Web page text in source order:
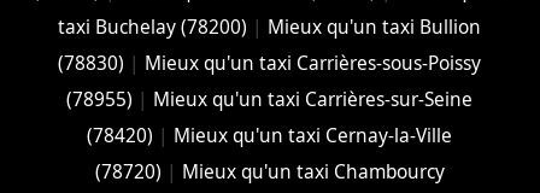
taxi Buchelay (78200) | Mieux qu'un taxi Bullion
(78830) | Mieux qu'un taxi Carrières-sous-Poissy
(78955) | Mieux qu'un taxi Carrières-sur-Seine
(78420) | Mieux qu'un taxi Cernay-la-Ville
(78720) | Mieux qu'un taxi Chambourcy